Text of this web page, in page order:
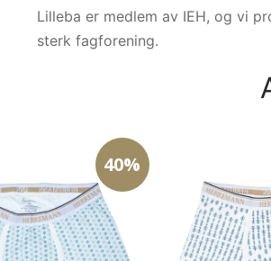
Lilleba er medlem av IEH, og vi
sterk fagforening.
40%